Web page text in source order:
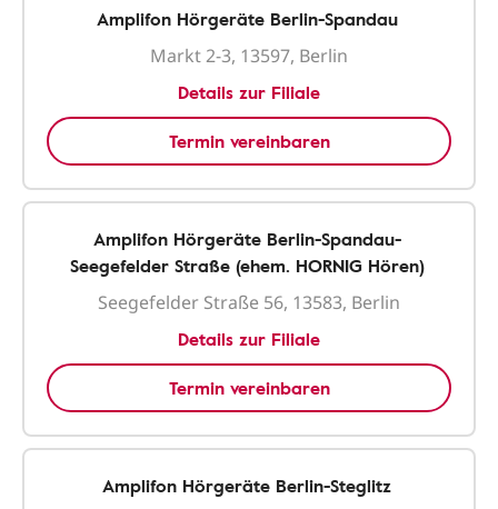
Amplifon Hörgeräte Berlin-Spandau
Markt 2-3, 13597, Berlin
Details zur Filiale
Termin vereinbaren
Amplifon Hörgeräte Berlin-Spandau-
Seegefelder Straße (ehem. HORNIG Hören)
Seegefelder Straße 56, 13583, Berlin
Details zur Filiale
Termin vereinbaren
Amplifon Hörgeräte Berlin-Steglitz